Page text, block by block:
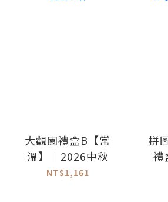
大觀園禮盒B【常
溫】｜2026中秋
NT$1,161
拼
禮